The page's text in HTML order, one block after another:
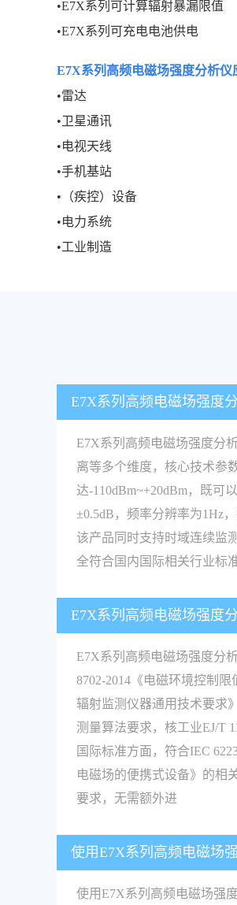
•E7X系列可计算辐射暴漏限值
•E7X系列可充电电池供电
E7X系列高频电磁场强度分析仪
•雷达
•卫星通讯
•电视天线
•手机基站
•（疾控）设备
•电力系统
•工业制造
E7X系列高频电磁场强度
E7X系列高频电磁场强度分
离等多个维度，核心技术参
达-110dBm~+20dBm，既可
±0.5dB，频率分辨率为1Hz
该产品同时支持时域连续监
全符合国内国际相关行业标
E7X系列高频电磁场强度
E7X系列高频电磁场强度分
8702-2014《电磁环境控制
辐射监测仪器通用技术要求
测量算法要求，核工业EJ/T
国际标准方面，符合IEC
电磁场的便携式设备》的相
要求，无需额外进
使用E7X系列高频电磁场
使用E7X系列高频电磁场强